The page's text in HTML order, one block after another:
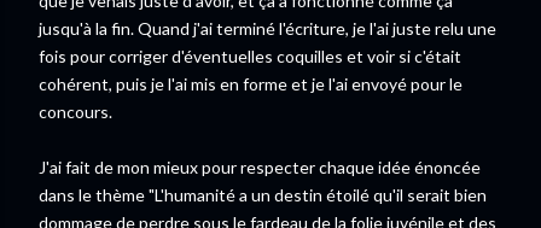
jusqu'à la fin. Quand j'ai terminé l'écriture, je l'ai juste relu une
fois pour corriger d'éventuelles coquilles et voir si c'était
cohérent, puis je l'ai mis en forme et je l'ai envoyé pour le
concours.
J'ai fait de mon mieux pour respecter chaque idée énoncée
dans le thème "L'humanité a un destin étoilé qu'il serait bien
dommage de perdre sous le fardeau de la folie juvénile et des